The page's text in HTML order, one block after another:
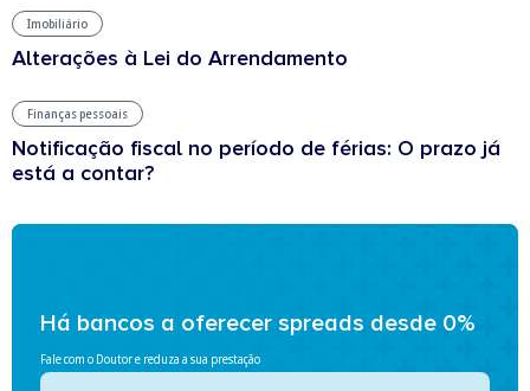
Imobiliário
Alterações à Lei do Arrendamento
Finanças pessoais
Notificação fiscal no período de férias: O prazo já
está a contar?
Há bancos a oferecer spreads desde 0%
Fale com o Doutor e reduza a sua prestação